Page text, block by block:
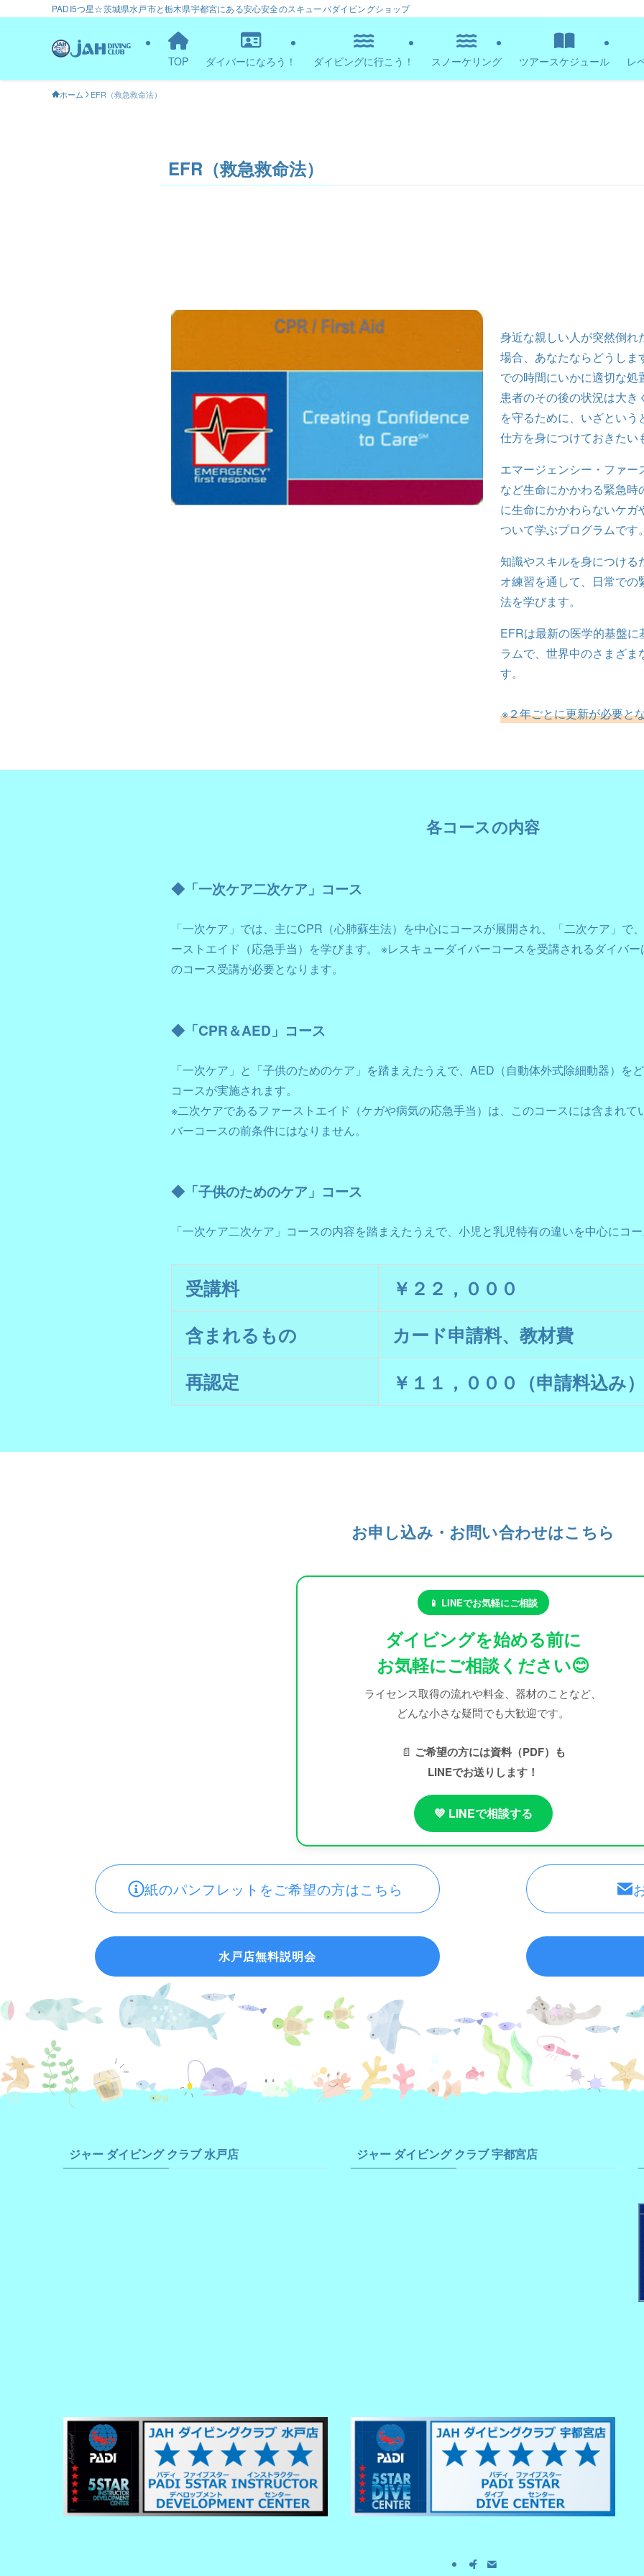
PADI5つ星☆茨城県水戸市と栃木県宇都宮にある安心安全のスキューバダイビングショップ
TOP ダイバーになろう！ ダイビングに行こう！ スノーケリング ツアースケジュール レ
ホーム EFR（救急救命法）
EFR（救急救命法）
身近な親しい人が突然倒
場合、あなたならどうし
での時間にいかに適切な
患者のその後の状況は大
を守るために、いざとい
仕方を身につけておきたい
エマージェンシー・ファ
など生命にかかわる緊急
に生命にかかわらないケ
ついて学ぶプログラムです
知識やスキルを身につけ
オ練習を通して、日常で
法を学びます。
EFRは最新の医学的基盤
ラムで、世界中のさまざ
す。
※２年ごとに更新が必要と
各コースの内容
◆「一次ケア二次ケア」コース
「一次ケア」では、主にCPR（心肺蘇生法）を中心にコースが展開され、「二次ケア」で
ーストエイド（応急手当）を学びます。 ※レスキューダイバーコースを受講されるダイバ
のコース受講が必要となります。
◆「CPR＆AED」コース
「一次ケア」と「子供のためのケア」を踏まえたうえで、AED（自動体外式除細動器）を
コースが実施されます。
※二次ケアであるファーストエイド（ケガや病気の応急手当）は、このコースには含まれ
バーコースの前条件にはなりません。
◆「子供のためのケア」コース
「一次ケア二次ケア」コースの内容を踏まえたうえで、小児と乳児特有の違いを中心にコ
受講料
￥２２，０００
含まれるもの
カード申請料、教材費
再認定
￥１１，０００（申請料込み）
お申し込み・お問い合わせはこちら
📱 LINEでお気軽にご相談
ダイビングを始める前に
お気軽にご相談ください😊
ライセンス取得の流れや料金、器材のことなど、
どんな小さな疑問でも大歓迎です。
📄 ご希望の方には資料（PDF）も
LINEでお送りします！
💚 LINEで相談する
紙のパンフレットをご希望の方はこちら
水戸店無料説明会
ジャー ダイビング クラブ 水戸店 ジャー ダイビング クラブ 宇都宮店